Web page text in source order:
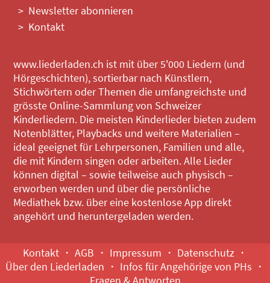
Newsletter abonnieren
Kontakt
www.liederladen.ch ist mit über 5'000 Liedern (und
Hörgeschichten), sortierbar nach Künstlern,
Stichwörtern oder Themen die umfangreichste und
grösste Online-Sammlung von Schweizer
Kinderliedern. Die meisten Kinderlieder bieten zudem
Notenblätter, Playbacks und weitere Materialien –
ideal geeignet für Lehrpersonen, Familien und alle,
die mit Kindern singen oder arbeiten. Alle Lieder
können digital – sowie teilweise auch physisch –
erworben werden und über die persönliche
Mediathek bzw. über eine kostenlose App direkt
angehört und heruntergeladen werden.
Kontakt AGB Impressum
Datenschutz
Über den Liederladen
Infos für Angehörige von PHs